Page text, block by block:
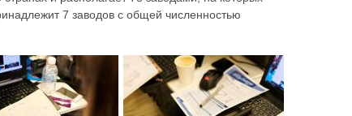
7 заводов с общей численностью